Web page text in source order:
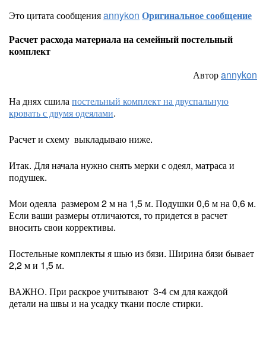
Это цитата сообщенияannykon Оригинальное сообщение
Расчет расхода материала на семейный постельный
комплект
Авторannykon
На днях сшилапостельный комплект на двуспальную
кровать с двумя одеялами.
Расчет и схему выкладываю ниже.
Итак. Для начала нужно снять мерки с одеял, матраса и
подушек.
Мои одеяла размером 2 м на 1,5 м. Подушки 0,6 м на 0,6 м.
Если ваши размеры отличаются, то придется в расчет
вносить свои коррективы.
Постельные комплекты я шью из бязи. Ширина бязи бывает
2,2 м и 1,5 м.
ВАЖНО. При раскрое учитывают 3-4 см для каждой
детали на швы и на усадку ткани после стирки.